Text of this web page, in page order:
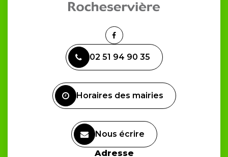
Lien
le
compte
02 51 94 90 35
Horaires des mairies
Nous écrire
Adresse